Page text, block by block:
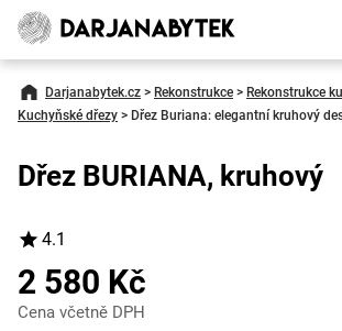
Darjanabytek.cz > Rekonstrukce > Rekonstrukce
Kuchyňské dřezy > Dřez Buriana: elegantní kruhový
Dřez BURIANA, kruhový
4.1
2 580 Kč
Cena včetně DPH